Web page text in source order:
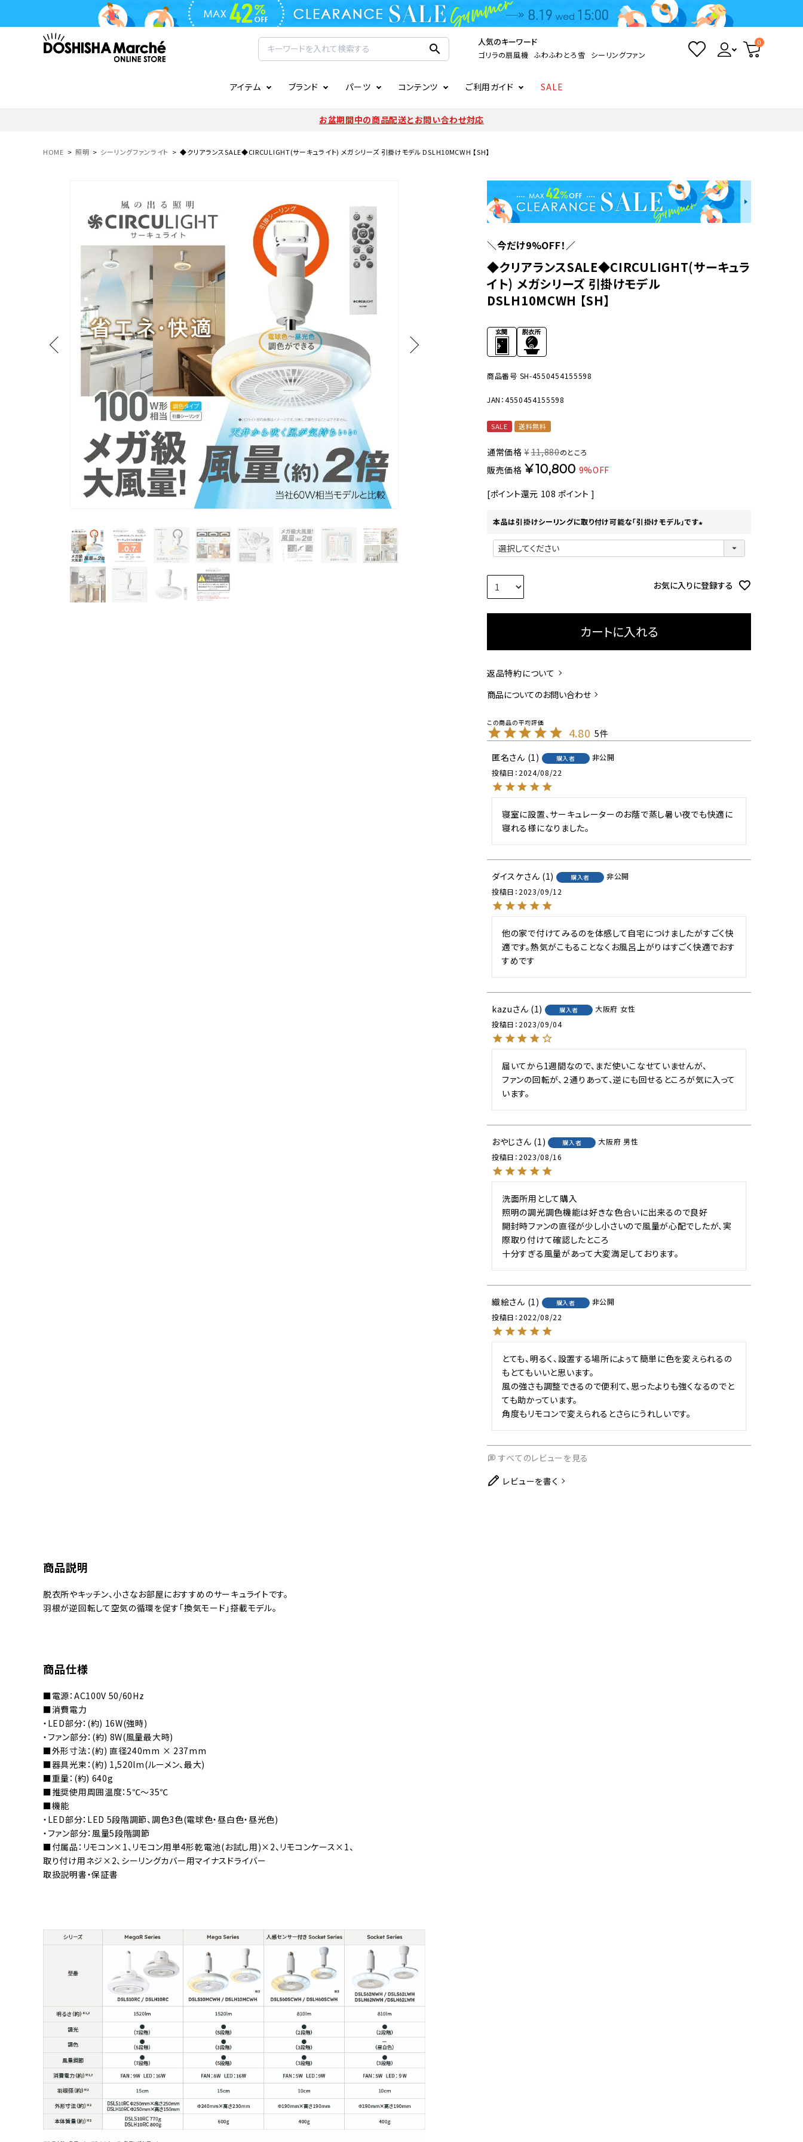
search 人気のキーワード
ゴリラの扇風機 ふわふわとろ雪 シーリングファン
0
アイテム
流しそうめん器 寝具
クールケア用品
暖房機
調理家電
美容・健康家電
デスクライト
AV機器
テレビ
オーディオ
ブランド
CIRCULIGHT
オンドゾーン CORELLE LuminousLED
まるでカメレオンシリーズ sokomo
coocaa LUMEA
パーツ
照明関連
コンテンツ ご利用ガイド
送料とお支払いについて 注文確認メールの未着について
領収書について ご注文後のキャンセルについて 会員登録について
日本国外への転送サービスについて 商品価格等の表示について
SALE
お盆期間中の商品配送とお問い合わせ対応
HOME 照明 シーリングファンライト ◆クリアランスSALE◆CIRCULIGHT(サーキュライト) メガシリーズ 引掛けモデル DSLH10MCWH 【SH】
＼今だけ9%OFF！／
◆クリアランスSALE◆CIRCULIGHT(サーキュラ
イト) メガシリーズ 引掛けモデル
DSLH10MCWH 【SH】
商品番号 SH-4550454155598
JAN：4550454155598
SALE 送料無料
通常価格 ¥11,880のところ
販売価格 ¥10,800 9%OFF
[ポイント還元 108 ポイント ]
本品は引掛けシーリングに取り付け可能な「引掛けモデル」です
(
お気に入りに登録する
カートに入れる
返品特約について
商品についてのお問い合わせ
4.80 5
匿名
1 購入者
非公開
投稿日 2024/08/22
寝室に設置、サーキュレーターのお蔭で蒸し暑い夜でも快適に
寝れる様になりました。
ダイスケ 1 購入者
非公開
投稿日 2023/09/12
他の家で付けてみるのを体感して自宅につけましたがすごく快
適です。熱気がこもることなくお風呂上がりはすごく快適でおす
すめです
kazu 1 購入者 大阪府 女性
投稿日 2023/09/04
届いてから1週間なので、まだ使いこなせていませんが、
ファンの回転が、２通りあって、逆にも回せるところが気に入って
います。
おやじ 1 購入者 大阪府 男性
投稿日 2023/08/16
洗面所用として購入
照明の調光調色機能は好きな色合いに出来るので良好
開封時ファンの直径が少し小さいので風量が心配でしたが、実
際取り付けて確認したところ
十分すぎる風量があって大変満足しております。
織絵 1 購入者
非公開
投稿日 2022/08/22
とても、明るく、設置する場所によぅて簡単に色を変えられるの
もとてもいいと思います。
風の強さも調整できるので便利て、思ったよりも強くなるのでと
ても助かっています。
角度もリモコンで変えられるとさらにうれしいです。
すべてのレビューを見る
レビューを書く
商品説明
脱衣所やキッチン、小さなお部屋におすすめのサーキュライトです。
羽根が逆回転して空気の循環を促す「換気モード」搭載モデル。
商品仕様
■電源：AC100V 50/60Hz
■消費電力
・LED部分：(約) 16W(強時)
・ファン部分：(約) 8W(風量最大時)
■外形寸法：(約) 直径240mm × 237mm
■器具光束：(約) 1,520lm(ルーメン、最大)
■重量：(約) 640g
■推奨使用周囲温度：5℃～35℃
■機能
・LED部分：LED 5段階調節、調色3色(電球色・昼白色・昼光色)
・ファン部分：風量5段階調節
■付属品：リモコン×1、リモコン用単4形乾電池(お試し用)×2、リモコンケース×1、
取り付け用ネジ×2、シーリングカバー用マイナスドライバー
取扱説明書・保証書